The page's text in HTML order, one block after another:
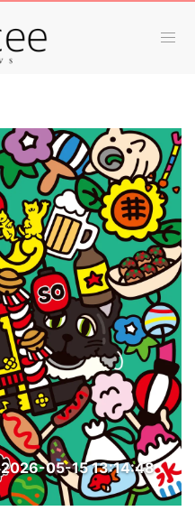
2026-05-15 13:14:48